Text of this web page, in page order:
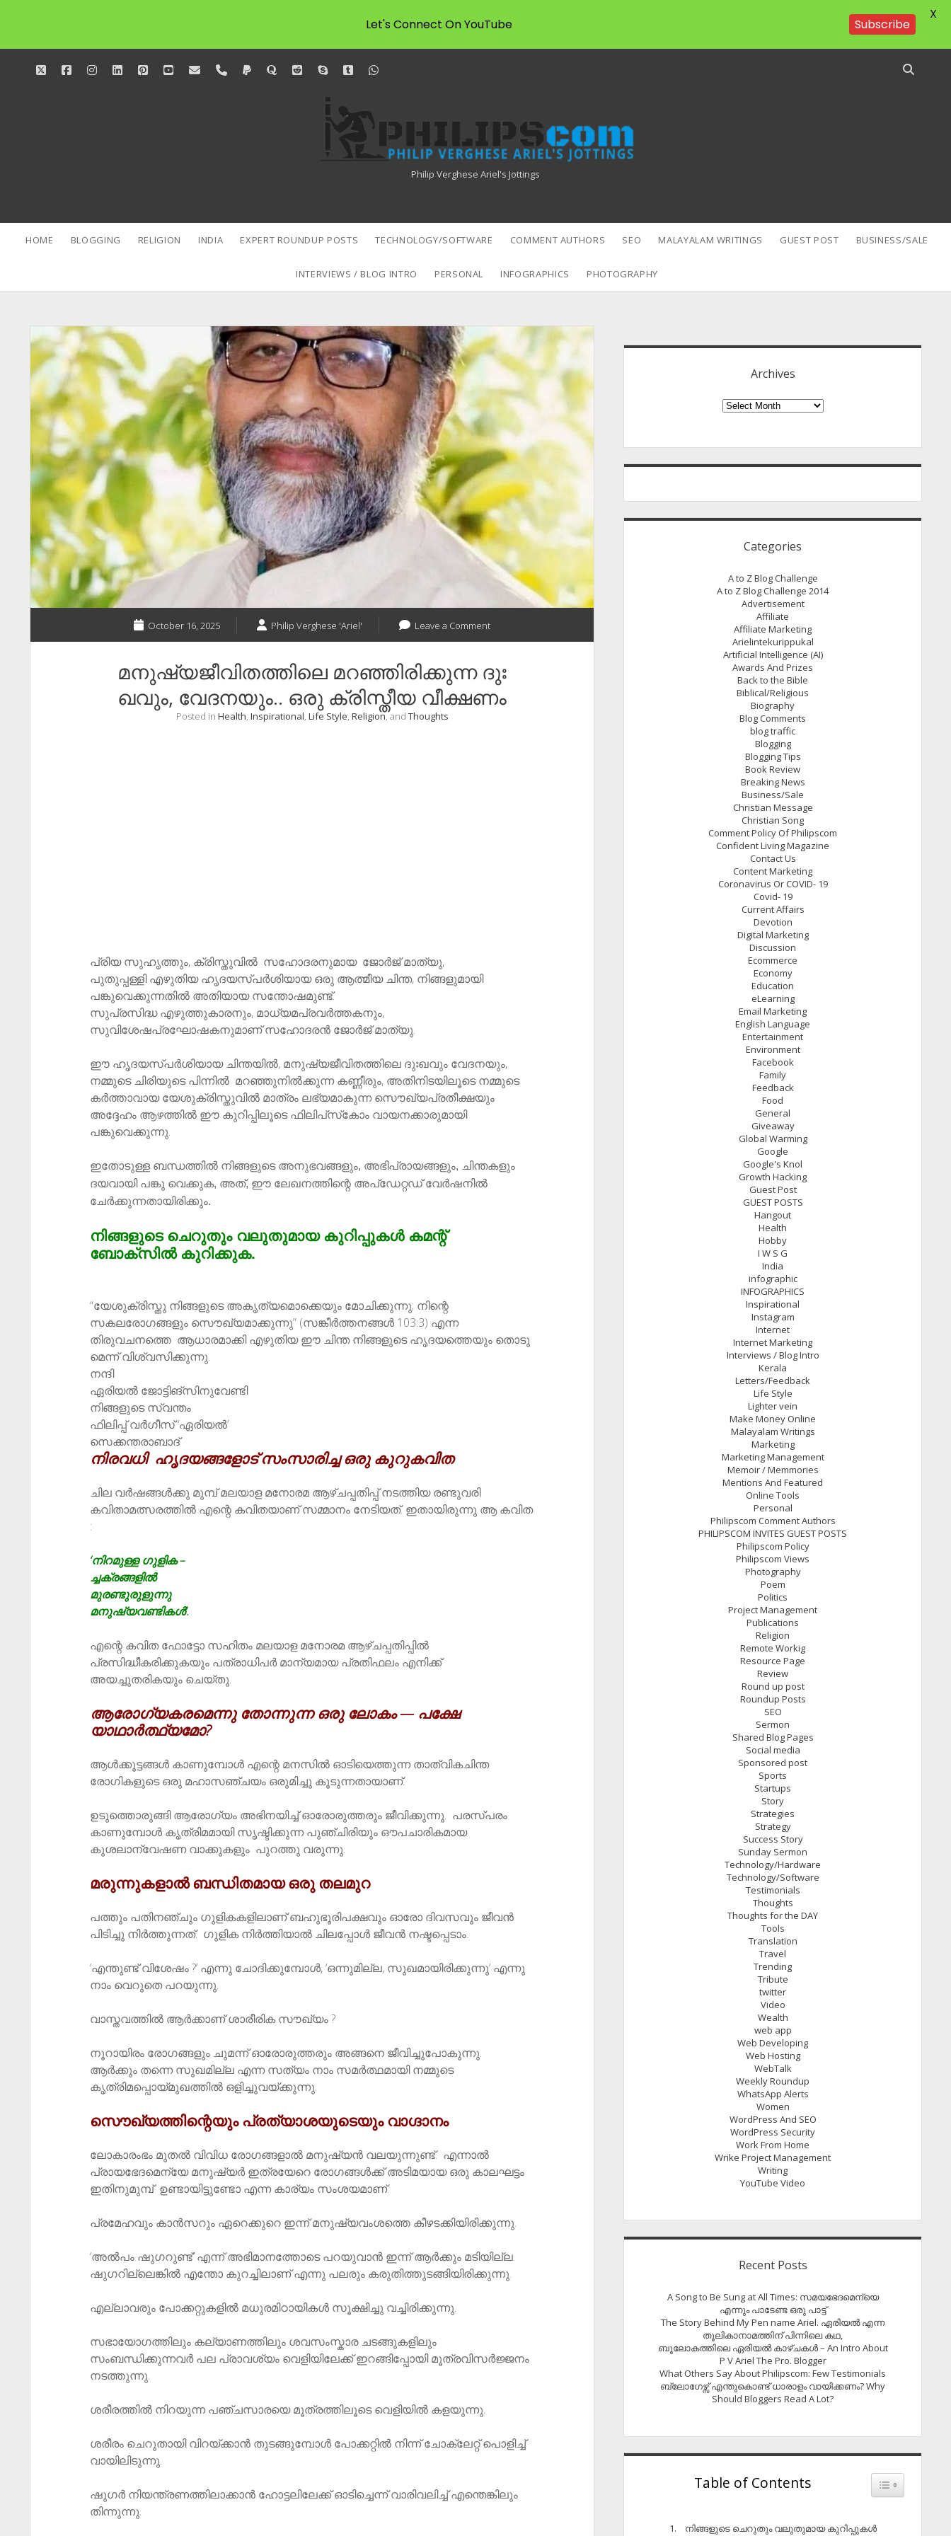
twitterfacebookinstagram
linkedinpinterestyoutube
emailphonepaypalquoraredditskypetumblrwhatsapp
Philipscom
Associates
Philip Verghese Ariel's Jottings
HOME BLOGGING RELIGION INDIA EXPERT ROUNDUP POSTS TECHNOLOGY/SOFTWARE COMMENT AUTHORS SEO MALAYALAM WRITINGS GUEST POST BUSINESS/SALE
INTERVIEWS / BLOG INTRO PERSONAL INFOGRAPHICS PHOTOGRAPHY
October 16, 2025 Philip Verghese 'Ariel' Leave a Comment
​മനുഷ്യജീവിതത്തിലെ മറഞ്ഞിരിക്കുന്ന ദുഃ
ഖവും, വേദനയും.. ഒരു ക്രിസ്തീയ വീക്ഷണം
Posted in Health, Inspirational, Life Style, Religion, and Thoughts
പ്രിയ സുഹൃത്തും​,ക്രിസ്തുവി​ൽ സഹോദരനുമായ ജോർജ് മാത്യു​,
പുതുപ്പള്ളിഎഴുതിയ ഹൃദയസ്പർശിയായ ഒരു ആ​ത്മീയ ചിന്ത,​ നിങ്ങളുമായി
പങ്കുവെക്കുന്നതിൽ അതിയായസന്തോഷ​മുണ്ട്.
​സുപ്രസിദ്ധഎഴുത്തുകാരനും, മാധ്യമപ്രവർത്തകനും,
സുവിശേഷപ്രഘോഷകനുമാണ്​ സഹോദരൻ ജോർജ് മാത്യു.
ഈ ഹൃദയസ്പർശിയായ ചിന്തയിൽ, മനുഷ്യജീവിതത്തിലെ ദുഃഖവും വേദനയും,
നമ്മുടെ ചിരിയുടെ പിന്നി​ൽ മറഞ്ഞുനിൽക്കുന്ന കണ്ണീരും, അതിനിടയിലൂടെ നമ്മുടെ
കർത്താവായ യേശുക്രിസ്തുവിൽ മാത്രം ലഭ്യമാകുന്ന സൌഖ്യപ്രതീക്ഷയും
അദ്ദേഹം ആഴത്തിൽ ​ഈ കുറിപ്പിലൂടെ ഫിലിപ്‌സ്‌കോം വായനക്കാരുമായി
പങ്കുവെക്കുന്നു.
​ഇതോടുള്ള ബന്ധത്തിൽ നിങ്ങളുടെ അനുഭവങ്ങളും, അഭിപ്രായങ്ങളും, ചിന്തകളും
ദയവായി പങ്കു വെക്കുക, അത്, ഈ ലേഖനത്തിന്റെ അപ്ഡേറ്റഡ് വേർഷനിൽ
ചേർക്കുന്നതായിരിക്കും.
നിങ്ങളുടെ ചെറുതും വലുതുമായ കുറിപ്പുകൾ കമന്റ്
ബോക്സിൽ കുറിക്കുക.
“യേശുക്രിസ്തു നിങ്ങളുടെഅകൃത്യമൊക്കെയും മോചിക്കുന്നു; നിന്റെ
സകലരോഗങ്ങളും സൌഖ്യമാക്കുന്നു” (സങ്കീർത്തനങ്ങൾ 103:3) എന്ന ​
തിരുവചനത്തെ ആധാരമാക്കി എഴുതിയ ഈ ചിന്ത നിങ്ങളുടെ ഹൃദയത്തെയും തൊടു
മെന്ന് വിശ്വസിക്കുന്നു.
നന്ദി
ഏരിയൽ ജോട്ടിങ്‌സിനുവേണ്ടി
നിങ്ങളുടെ സ്വന്തം
ഫിലിപ്പ് വർഗീസ് ‘ഏരിയൽ’
സെക്കന്തരാബാദ്
നിരവധി ഹൃദയങ്ങളോട് സംസാരിച്ച ഒരു കുറുകവിത
ചില വർഷങ്ങൾക്കു മുമ്പ് മലയാള മനോരമ ആഴ്ചപ്പതിപ്പ് നടത്തിയ രണ്ടുവരി
കവിതാമത്സരത്തിൽ എന്റെ കവിതയാണ് സമ്മാനം നേടിയത്. ഇതായിരുന്നു ആ കവിത
:
‘നിറമുള്ള ഗുളിക –
ച്ചക്രങ്ങളിൽ
മുരണ്ടുരുളുന്നു
മനുഷ്യവണ്ടികൾ’.
എന്റെ കവിത ഫോട്ടോ സഹിതം മലയാള മനോരമ ആഴ്ചപ്പതിപ്പിൽ
പ്രസിദ്ധീകരിക്കുകയും പത്രാധിപർ മാന്യമായ പ്രതിഫലം എനിക്ക്
അയച്ചുതരികയും ചെയ്തു.
ആരോഗ്യ​കരമെന്നു തോന്നുന്ന​ ഒരു ലോകം​— പക്ഷേ
യാഥാർത്ഥ്യമോ?
ആൾക്കൂട്ടങ്ങൾ കാണുമ്പോൾ എന്റെ മനസിൽ ഓടിയെത്തുന്ന താത്വികചിന്ത
രോഗികളുടെ ഒരു മഹാസഞ്ചയം ഒരുമിച്ചു കൂടുന്നതായാണ്.
ഉടുത്തൊരുങ്ങി ആരോഗ്യം അഭിനയിച്ച് ഓരോരുത്തരും ജീവിക്കുന്നു. പരസ്പരം
കാണുമ്പോൾ കൃത്രിമമായി സൃഷ്ടിക്കുന്ന പുഞ്ചിരിയും ഔപചാരികമായ
കുശലാന്വേഷണ വാക്കുകളും പുറത്തു വരുന്നു.
മരുന്നുകളാൽ ബന്ധിതമായ ഒരു തലമുറ
പത്തും പതിനഞ്ചും ഗുളികകളിലാണ് ബഹുഭൂരിപക്ഷവും ഓരോ ദിവസവും ജീവൻ
പിടിച്ചു നിർത്തുന്നത്. ഗുളിക നിർത്തിയാൽ ചിലപ്പോൾ ജീവൻ നഷ്ടപ്പെടാം.
‘എന്തുണ്ട് വിശേഷം ?’ എന്നു ചോദിക്കുമ്പോൾ, ‘ഒന്നുമില്ല, സുഖമായിരിക്കുന്നു’ എന്നു
നാം വെറുതെ പറയുന്നു.
വാസ്തവത്തിൽ ആർക്കാണ് ശാരീരിക സൗഖ്യം ?
നൂറായിരം രോഗങ്ങളും ചുമന്ന് ഓരോരുത്തരും അങ്ങനെ ജീവിച്ചുപോകുന്നു.
ആർക്കും തന്നെ സുഖമില്ല എന്ന സത്യം നാം സമർത്ഥമായി നമ്മുടെ
കൃത്രിമപ്പൊയ്മുഖത്തിൽ ഒളിച്ചുവയ്ക്കുന്നു.
സൌഖ്യത്തിന്റെയും പ്രത്യാശയുടെയും വാഗ്ദാനം
ലോകാരംഭം മുതൽ വിവിധ രോഗങ്ങളാൽ മനുഷ്യൻ വലയുന്നുണ്ട്. എന്നാൽ
പ്രായഭേദമെന്യേ മനുഷ്യർ ഇത്രയേറെ രോഗങ്ങൾക്ക് അടിമയായ ഒരു കാലഘട്ടം
ഇതിനുമുമ്പ് ഉണ്ടായിട്ടുണ്ടോ എന്ന കാര്യം സംശയമാണ്.
പ്രമേഹവും കാൻസറും ഏറെക്കുറെ ഇന്ന് മനുഷ്യവംശത്തെ കീഴടക്കിയിരിക്കുന്നു.
‘അൽപം ഷുഗറുണ്ട്’ എന്ന് അഭിമാനത്തോടെ പറയുവാൻ ഇന്ന് ആർക്കും മടിയില്ല.
ഷുഗറില്ലെങ്കിൽ എന്തോ കുറച്ചിലാണ് എന്നു പലരും കരുതിത്തുടങ്ങിയിരിക്കുന്നു.
എല്ലാവരും പോക്കറ്റുകളിൽ മധുരമിഠായികൾ സൂക്ഷിച്ചു വച്ചിരിക്കുന്നു.
സഭായോഗത്തിലും കല്യാണത്തിലും ശവസംസ്കാര ചടങ്ങുകളിലും
സംബന്ധിക്കുന്നവർ പല പ്രാവശ്യം വെളിയിലേക്ക് ഇറങ്ങിപ്പോയി മൂത്രവിസർജ്ജനം
നടത്തുന്നു.
ശരീരത്തിൽ നിറയുന്ന പഞ്ചസാരയെ മൂത്രത്തിലൂടെ വെളിയിൽ കളയുന്നു.
ശരീരം ചെറുതായി വിറയ്ക്കാൻ തുടങ്ങുമ്പോൾ പോക്കറ്റിൽ നിന്ന് ചോക്ലേറ്റ് പൊളിച്ച്
വായിലിടുന്നു.
ഷുഗർ നിയന്ത്രണത്തിലാക്കാൻ ഹോട്ടലിലേക്ക്‌ ഓടിച്ചെന്ന് വാരിവലിച്ച് എന്തെങ്കിലും
തിന്നുന്നു.
Archives
Archives
Categories
A to Z Blog Challenge
A to Z Blog Challenge 2014
Advertisement
Affiliate
Affiliate Marketing
Arielintekurippukal
Artificial Intelligence (AI)
Awards And Prizes
Back to the Bible
Biblical/Religious
Biography
Blog Comments
blog traffic
Blogging
Blogging Tips
Book Review
Breaking News
Business/Sale
Christian Message
Christian Song
Comment Policy Of Philipscom
Confident Living Magazine
Contact Us
Content Marketing
Coronavirus Or COVID- 19
Covid- 19
Current Affairs
Devotion
Digital Marketing
Discussion
Ecommerce
Economy
Education
eLearning
Email Marketing
English Language
Entertainment
Environment
Facebook
Family
Feedback
Food
General
Giveaway
Global Warming
Google
Google's Knol
Growth Hacking
Guest Post
GUEST POSTS
Hangout
Health
Hobby
I W S G
India
infographic
INFOGRAPHICS
Inspirational
Instagram
Internet
Internet Marketing
Interviews / Blog Intro
Kerala
Letters/Feedback
Life Style
Lighter vein
Make Money Online
Malayalam Writings
Marketing
Marketing Management
Memoir / Memmories
Mentions And Featured
Online Tools
Personal
Philipscom Comment Authors
PHILIPSCOM INVITES GUEST POSTS
Philipscom Policy
Philipscom Views
Photography
Poem
Politics
Project Management
Publications
Religion
Remote Workig
Resource Page
Review
Round up post
Roundup Posts
SEO
Sermon
Shared Blog Pages
Social media
Sponsored post
Sports
Startups
Story
Strategies
Strategy
Success Story
Sunday Sermon
Technology/Hardware
Technology/Software
Testimonials
Thoughts
Thoughts for the DAY
Tools
Translation
Travel
Trending
Tribute
twitter
Video
Wealth
web app
Web Developing
Web Hosting
WebTalk
Weekly Roundup
WhatsApp Alerts
Women
WordPress And SEO
WordPress Security
Work From Home
Wrike Project Management
Writing
YouTube Video
Recent Posts
A Song to Be Sung at All Times: സമയഭേദമെന്യെ
എന്നും പാടേണ്ട ഒരു പാട്ട്
The Story Behind My Pen name Ariel. ഏരിയൽ എന്ന
തൂലികാനാമത്തിന് പിന്നിലെ കഥ,
ബൂലോകത്തിലെ ഏരിയല്‍ കാഴ്ചകള്‍ – An Intro About
P V Ariel The Pro. Blogger
What Others Say About Philipscom: Few Testimonials
ബ്ലോഗേഴ്സ് എന്തുകൊണ്ട് ധാരാളം വായിക്കണം? Why
Should Bloggers Read A Lot?
Table of Contents Toggle Table
​നിങ്ങളുടെ ചെറുതും വലുതുമായ കുറിപ്പുകൾ
Let's Connect On YouTube Subscribe
X